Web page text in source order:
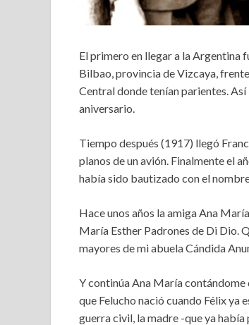
El primero en llegar a la Argentina
Bilbao, provincia de Vizcaya,
Central donde tenían parientes.
aniversario.
Tiempo después (1917) llegó
planos de un avión. Finalmente el
había sido bautizado con el
Hace unos años la amiga Ana
María Esther Padrones de Di Dio.
mayores de mi abuela Cándida
Y continúa Ana María contándome
que Felucho nació cuando Félix ya
guerra civil, la madre -que ya había